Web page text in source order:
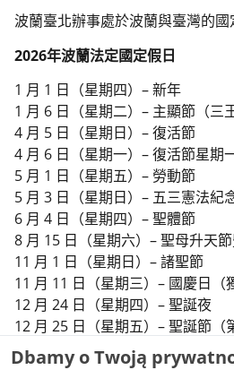
波蘭臺北辦事處於波蘭與臺灣的國
2026年波蘭法定國定假日
1 月 1 日（星期四）– 新年
1 月 6 日（星期二）– 主顯節（三王
4 月 5 日（星期日）– 復活節
4 月 6 日（星期一）– 復活節星期
5 月 1 日（星期五）– 勞動節
5 月 3 日（星期日）– 五三憲法紀
6 月 4 日（星期四）– 聖體節
8 月 15 日（星期六）– 聖母升天
11 月 1 日（星期日）– 諸聖節
11 月 11 日（星期三）– 國慶日（
12 月 24 日（星期四）– 聖誕夜
12 月 25 日（星期五）– 聖誕節（
12 月 26 日（星期六）– 聖誕節（
Dbamy o Twoją